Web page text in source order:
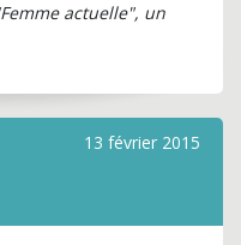
actuelle", un
13 février 2015